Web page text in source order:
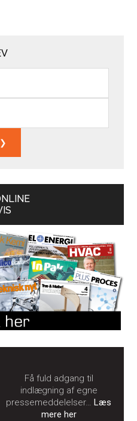
Få fuld adgang til
indlægning af egne
pressemeddelelser… Læs
mere her